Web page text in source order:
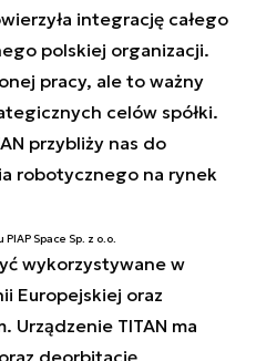
integrację całego
polskiej organizacji.
pracy, ale to ważny
celów spółki.
przybliży nas do
robotycznego na rynek
Space Sp. z o.o.
wykorzystywane w
Europejskiej oraz
Urządzenie TITAN ma
deorbitację